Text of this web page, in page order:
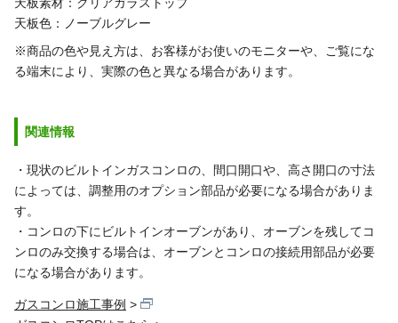
天板色：ノーブルグレー
※商品の色や見え方は、お客様がお使いのモニターや、ご覧にな
る端末により、実際の色と異なる場合があります。
関連情報
・現状のビルトインガスコンロの、間口開口や、高さ開口の寸法
によっては、調整用のオプション部品が必要になる場合がありま
す。
・コンロの下にビルトインオーブンがあり、オーブンを残してコ
ンロのみ交換する場合は、オーブンとコンロの接続用部品が必要
になる場合があります。
ガスコンロ施工事例